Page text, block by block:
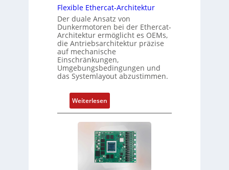
w
a
c
h
u
n
g
s
u
n
g
u
n
Z
u
s
t
a
n
d
t
y
p
s
o
r
g
t
f
ü
r
m
e
h
r
Flexible Ethercat-Architektur
Der duale Ansatz von
Dunkermotoren bei der Ethercat-
Architektur ermöglicht es OEMs,
die Antriebsarchitektur präzise
auf mechanische
Einschränkungen,
Umgebungsbedingungen und
das Systemlayout abzustimmen.
Weiterlesen:
F
l
e
x
i
b